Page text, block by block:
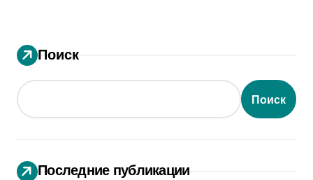
Поиск
Поиск
Последние публикации